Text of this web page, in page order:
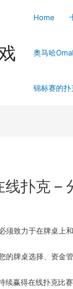
Home
奥马哈
锦标赛的扑
扑克 –
致力于在牌桌上
牌桌选择、资金
赢得在线扑克比赛